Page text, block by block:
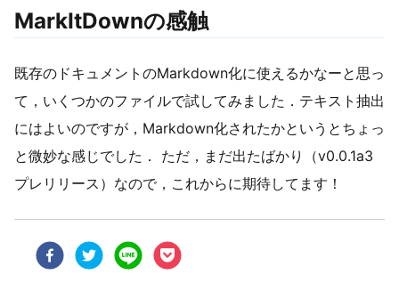
MarkItDownの感触
既存のドキュメントのMarkdown化に使えるかなーと思っ
て，いくつかのファイルで試してみました．テキスト抽出
にはよいのですが，Markdown化されたかというとちょっ
と微妙な感じでした． ただ，まだ出たばかり（v0.0.1a3
プレリリース）なので，これからに期待してます！